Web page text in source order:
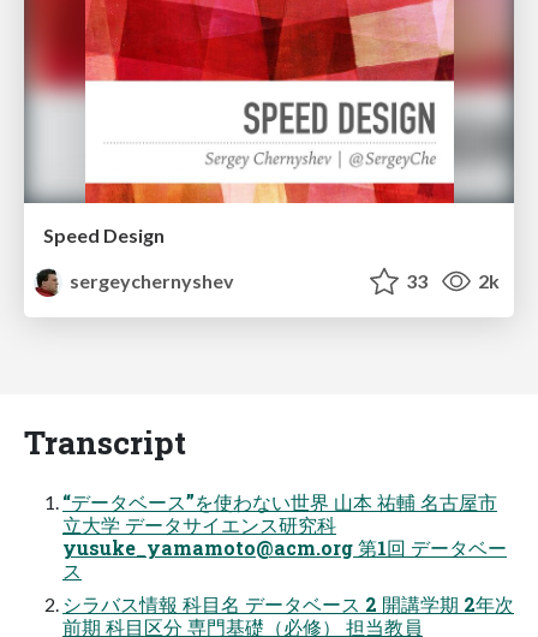
Speed Design
sergeychernyshev
33 2k
Transcript
“データベース”を使わない世界 ⼭本 祐輔 名古屋市
⽴⼤学 データサイエンス研究科
yusuke_yamamoto@acm.org第1回 データベー
ス
シラバス情報 科目名 データベース 2 開講学期 2年次
前期 科目区分 専門基礎（必修） 担当教員